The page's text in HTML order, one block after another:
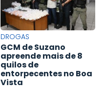
DROGAS
GCM de Suzano
apreende mais de 8
quilos de
entorpecentes no Boa
Vista